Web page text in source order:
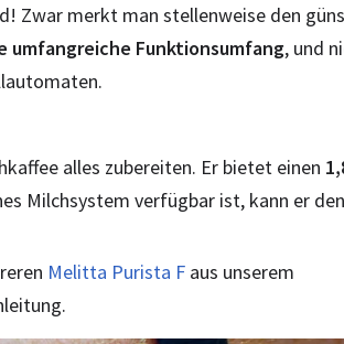
Zwar merkt man stellenweise den
umfangreiche Funktionsumfang, und
alles zubereiten. Er bietet einen
Milchsystem verfügbar ist, kann er
Melitta Purista F aus unserem